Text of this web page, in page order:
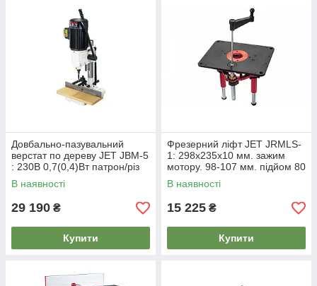
Довбально-пазувальний
верстат по дереву JET JBM-5
: 230В 0,7(0,4)Вт патрон/різ
Ø≤ 10/l= 14мм хід-120
В наявності
29 190 ₴
Купити
Фрезерний ліфт JET JRMLS-
1: 298х235х10 мм. зажим
мотору. 98-107 мм. підйом 80
мм
В наявності
15 225 ₴
Купити